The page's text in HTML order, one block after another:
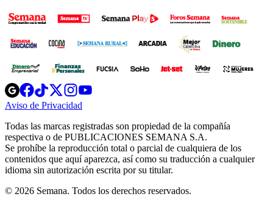
Opens
in
new
Opens
in
new
Opens
in
new
window
Opens
new
windowwindow
Aviso de Privacidad
new
window
Todas las marcas registradas son propiedad de la compañía
respectiva o de PUBLICACIONES SEMANA S.A.
Se prohíbe la reproducción total o parcial de cualquiera de los
contenidos que aquí aparezca, así como su traducción a cualquier
idioma sin autorización escrita por su titular.
© 2026 Semana. Todos los derechos reservados.